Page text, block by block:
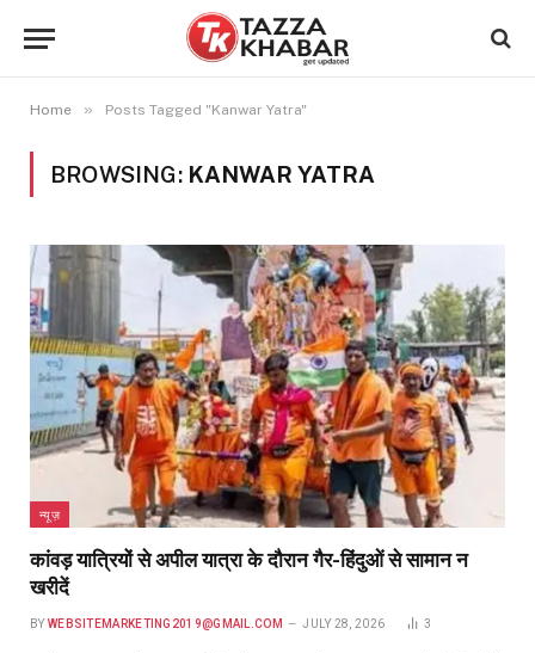
Home » Posts Tagged "Kanwar Yatra"
BROWSING: KANWAR YATRA
न्यूज़
कांवड़ यात्रियों से अपील यात्रा के दौरान गैर-हिंदुओं से सामान न
खरीदें
BY WEBSITEMARKETING2019@GMAIL.COM JULY 28, 2026 3